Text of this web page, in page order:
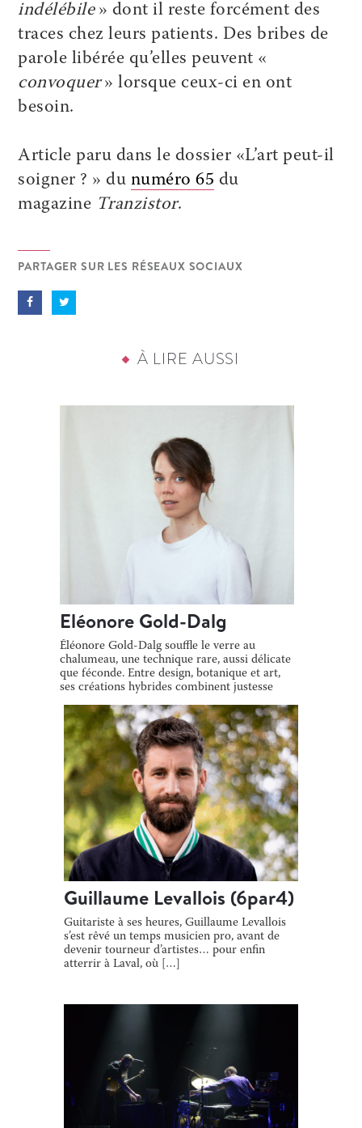
indélébile» dont il reste forcément des
traces chez leurs patients. Des bribes de
parole libérée qu’elles peuvent «
convoquer» lorsque ceux-ci en ont
besoin.
Article paru dans le dossier «L’art peut-il
soigner ? » du numéro 65 du
magazine Tranzistor.
PARTAGER SUR LES RÉSEAUX SOCIAUX
À LIRE AUSSI
Eléonore Gold-Dalg
Éléonore Gold-Dalg souffle le verre au
chalumeau, une technique rare, aussi délicate
que féconde. Entre design, botanique et art,
ses créations hybrides combinent justesse
Guillaume Levallois (6par4)
Guitariste à ses heures, Guillaume Levallois
s’est rêvé un temps musicien pro, avant de
devenir tourneur d’artistes… pour enfin
atterrir à Laval, où […]